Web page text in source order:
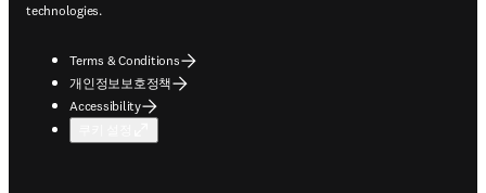
technologies.
Terms & Conditions
개인정보보호정책
Accessibility